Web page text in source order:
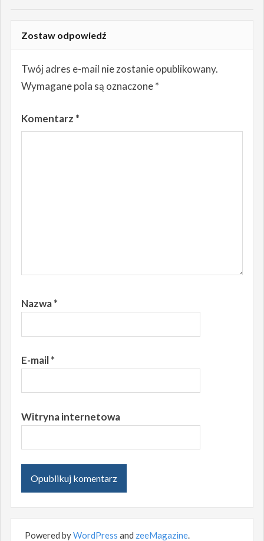
Zostaw odpowiedź
Twój adres e-mail nie zostanie opublikowany.
Wymagane pola są oznaczone*
Komentarz *
Nazwa*
E-mail*
Witryna internetowa
Powered byWordPress and zeeMagazine.